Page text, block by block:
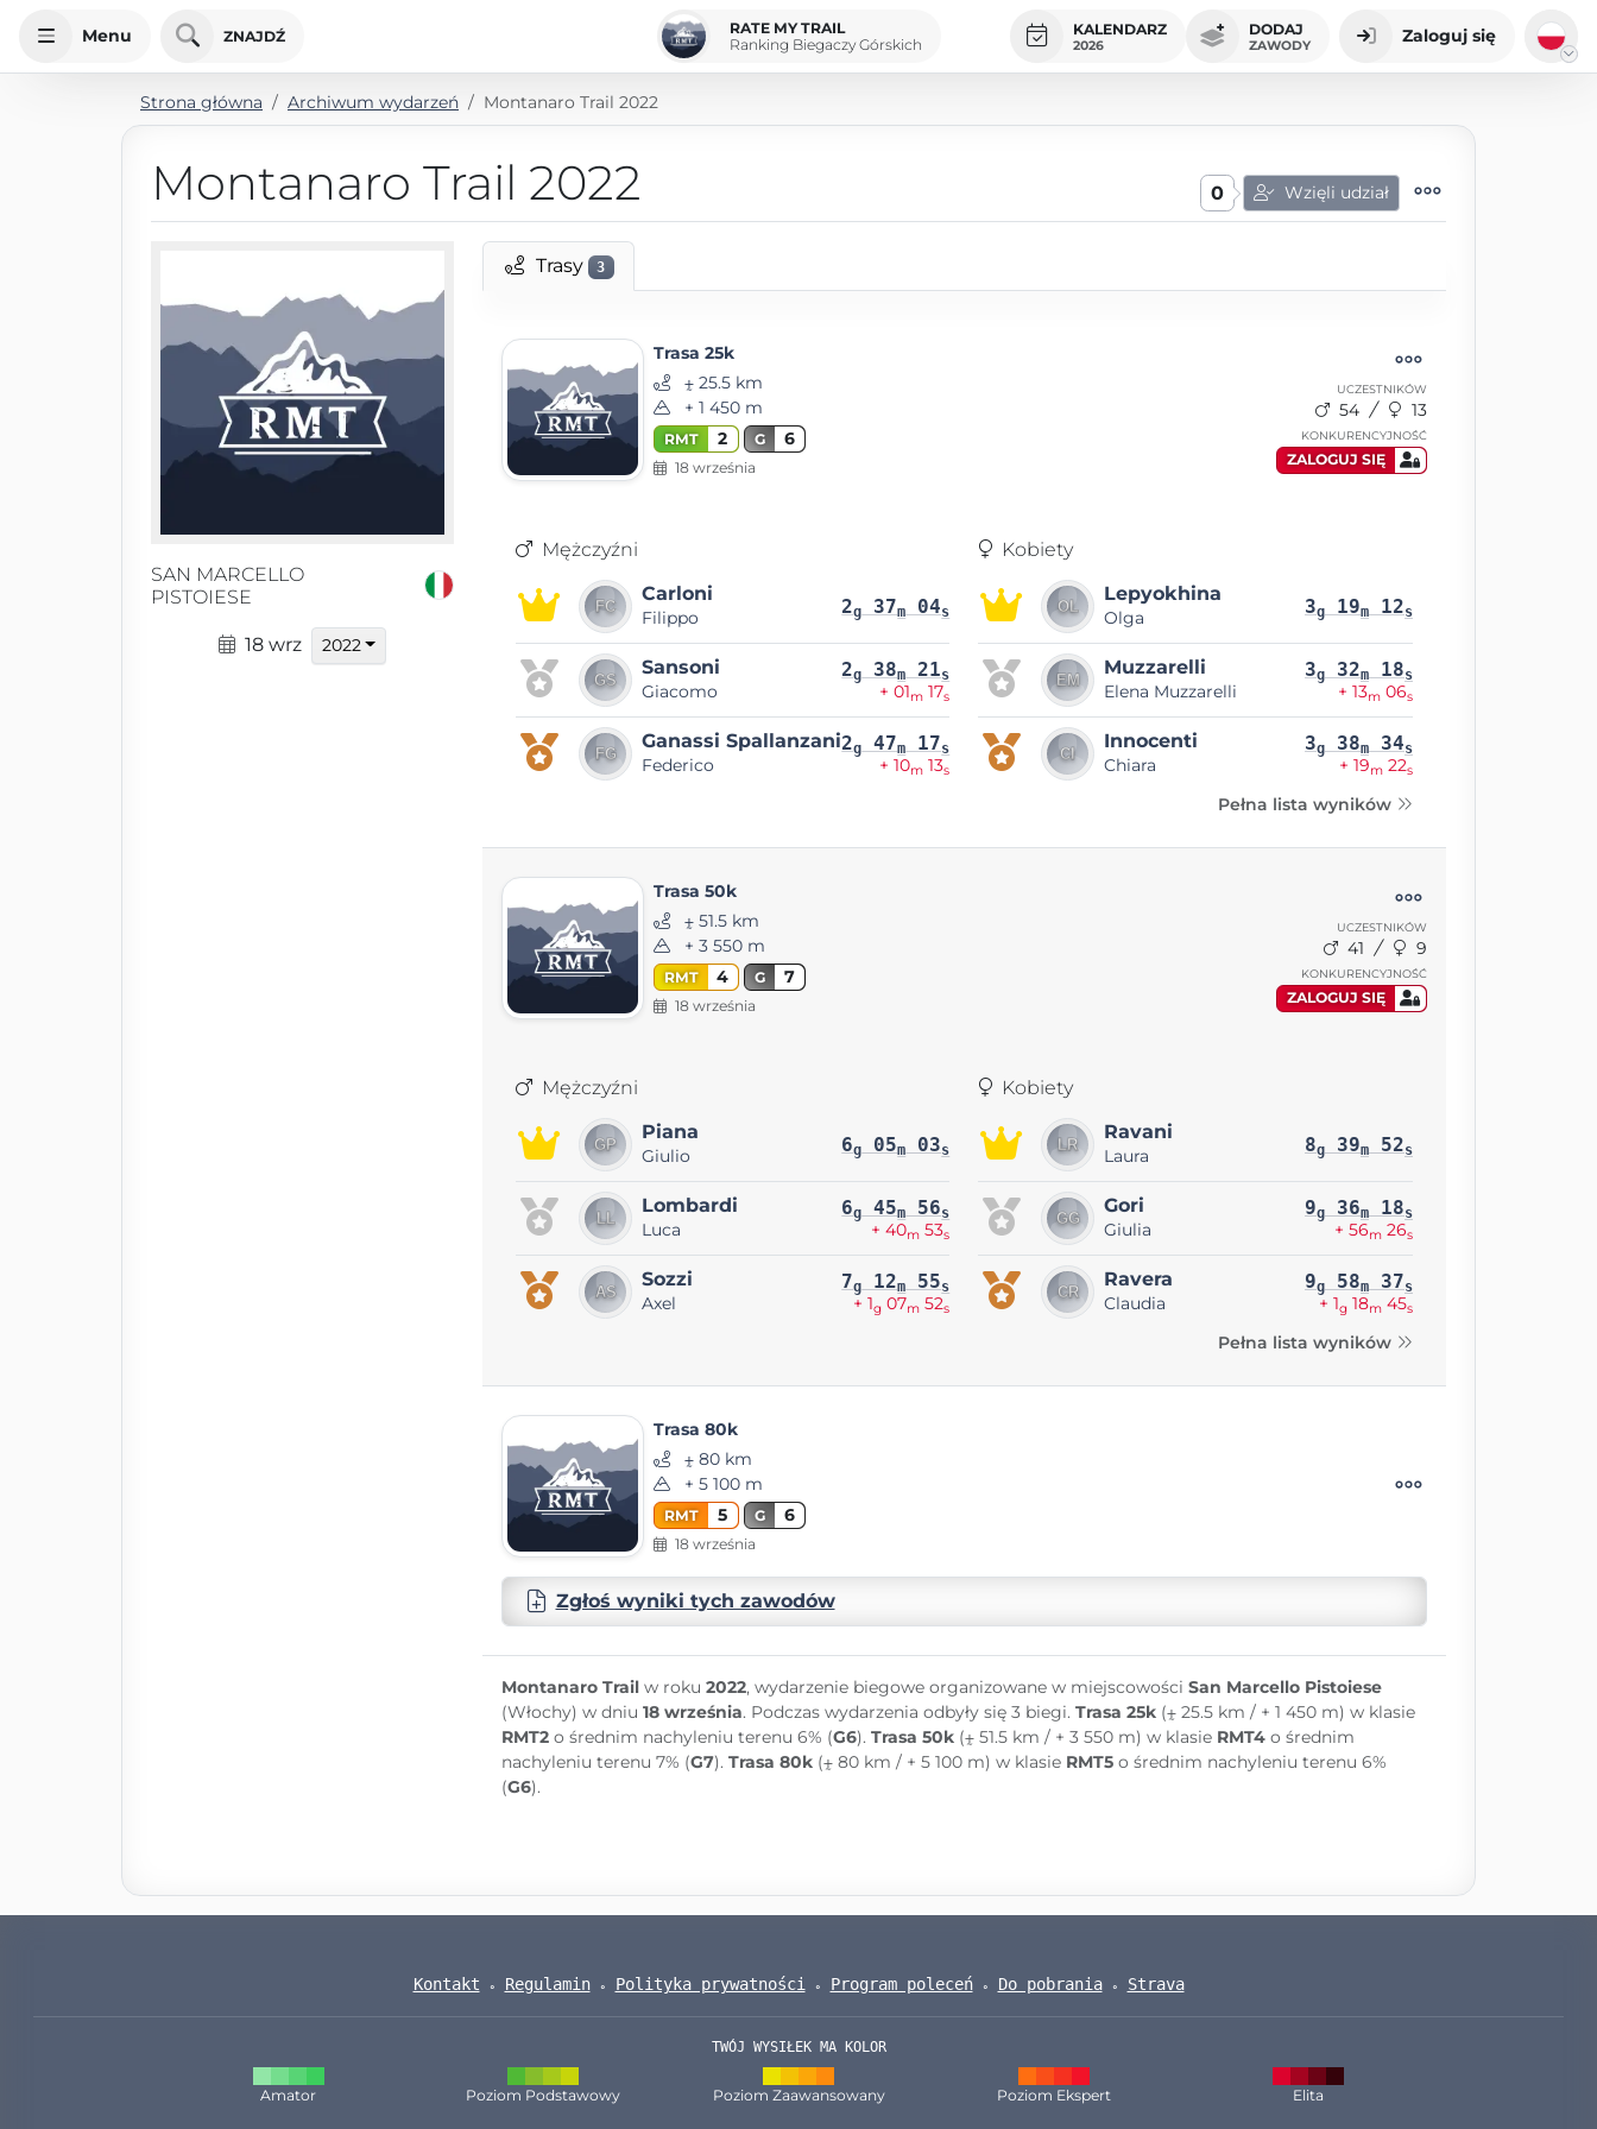
Menu ZNAJDŹ
RATE MY TRAIL
Ranking Biegaczy Górskich
KALENDARZ
2026
DODAJ
ZAWODY Zaloguj się
Strona główna Archiwum wydarzeń Montanaro Trail 2022
Montanaro Trail 2022 0 Wzięli udział
SAN MARCELLO
PISTOIESE
18 wrz 2022
Trasy 3
Trasa 25k
⨦ 25.5 km
+ 1 450 m
RMT 2 G 6
18 września
UCZESTNIKÓW
54 13
KONKURENCYJNOŚĆ
ZALOGUJ SIĘ
Mężczyźni
Carloni
Filippo 2g 37m 04s
Sansoni
Giacomo
2g 38m 21s
+ 01m 17s
Ganassi Spallanzani
Federico
2g 47m 17s
+ 10m 13s
Kobiety
Lepyokhina
Olga 3g 19m 12s
Muzzarelli
Elena Muzzarelli
3g 32m 18s
+ 13m 06s
Innocenti
Chiara
3g 38m 34s
+ 19m 22s
Pełna lista wyników
Trasa 50k
⨦ 51.5 km
+ 3 550 m
RMT 4 G 7
18 września
UCZESTNIKÓW
41 9
KONKURENCYJNOŚĆ
ZALOGUJ SIĘ
Mężczyźni
Piana
Giulio 6g 05m 03s
Lombardi
Luca
6g 45m 56s
+ 40m 53s
Sozzi
Axel
7g 12m 55s
+ 1g 07m 52s
Kobiety
Ravani
Laura 8g 39m 52s
Gori
Giulia
9g 36m 18s
+ 56m 26s
Ravera
Claudia
9g 58m 37s
+ 1g 18m 45s
Pełna lista wyników
Trasa 80k
⨦ 80 km
+ 5 100 m
RMT 5 G 6
18 września
Zgłoś wyniki tych zawodów
Montanaro Trailw roku 2022, wydarzenie biegowe organizowane w miejscowości San Marcello Pistoiese
(Włochy) w dniu 18 września. Podczas wydarzenia odbyły się 3 biegi. Trasa 25k(⨦ 25.5 km / + 1 450 m) w klasie
RMT2o średnim nachyleniu terenu 6% (G6). Trasa 50k(⨦ 51.5 km / + 3 550 m) w klasie RMT4o średnim
nachyleniu terenu 7% (G7). Trasa 80k(⨦ 80 km / + 5 100 m) w klasie RMT5o średnim nachyleniu terenu 6%
(G6).
Kontakt Regulamin Polityka prywatności Program poleceń Do pobrania Strava
TWÓJ WYSIŁEK MA KOLOR
Amator Poziom Podstawowy Poziom Zaawansowany Poziom Ekspert Elita